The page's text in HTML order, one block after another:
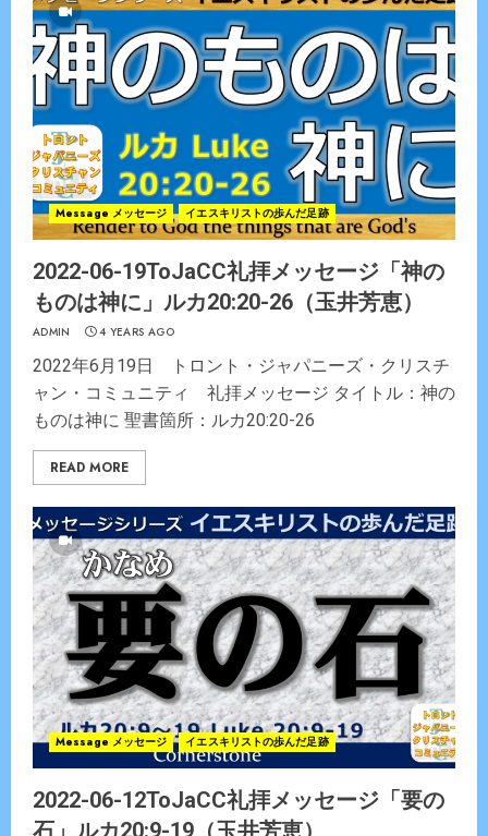
Message メッセージ イエスキリストの歩んだ足跡
2022-06-19ToJaCC礼拝メッセージ「神の
ものは神に」ルカ20:20-26（玉井芳恵）
ADMIN 4 YEARS AGO
2022年6月19日 トロント・ジャパニーズ・クリスチ
ャン・コミュニティ 礼拝メッセージ タイトル：神の
ものは神に 聖書箇所：ルカ20:20-26
READ MORE
Message メッセージ イエスキリストの歩んだ足跡
2022-06-12ToJaCC礼拝メッセージ「要の